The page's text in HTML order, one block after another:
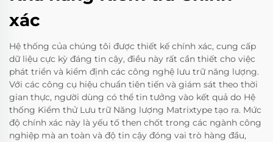
xác
Hệ thống của chúng tôi được thiết kế chính xác, cung cấp
dữ liệu cực kỳ đáng tin cậy, điều này rất cần thiết cho việc
phát triển và kiểm định các công nghệ lưu trữ năng lượng.
Với các công cụ hiệu chuẩn tiên tiến và giám sát theo thời
gian thực, người dùng có thể tin tưởng vào kết quả do Hệ
thống Kiểm thử Lưu trữ Năng lượng Matrixtype tạo ra. Mức
độ chính xác này là yếu tố then chốt trong các ngành công
nghiệp mà an toàn và độ tin cậy đóng vai trò hàng đầu,